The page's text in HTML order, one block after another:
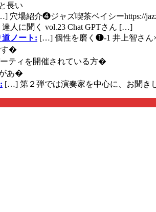
長い
穴場紹介❹ジャズ喫茶ベイシーhttps://
人に聞く vol.23 Chat GPTさん […]
道ノート: […] 個性を磨く❶-1 井上智さん×
す�
ーティを開催されている方�
あ�
[…] 第２弾では演奏家を中心に、お聞き